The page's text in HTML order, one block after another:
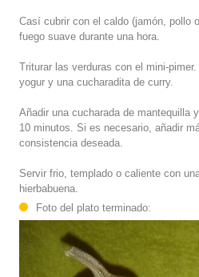
Casí cubrir con el caldo (jamón, pollo
fuego suave durante una hora.
Triturar las verduras con el mini-
yogur y una cucharadita de curry.
Añadir una cucharada de mantequilla
10 minutos. Si es necesario, añadir
consistencia deseada.
Servir frio, templado o caliente con
hierbabuena.
Foto del plato terminado: